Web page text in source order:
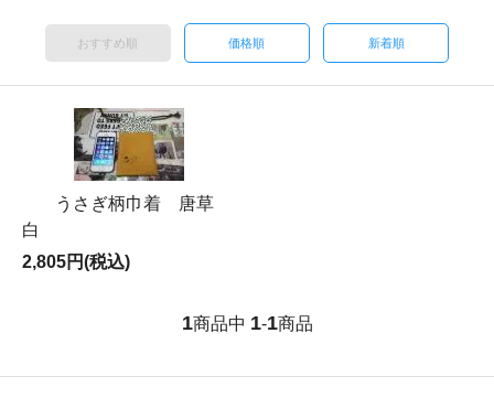
おすすめ順 価格順 新着順
うさぎ柄巾着 唐草
白
2,805円(税込)
1商品中 1-1商品